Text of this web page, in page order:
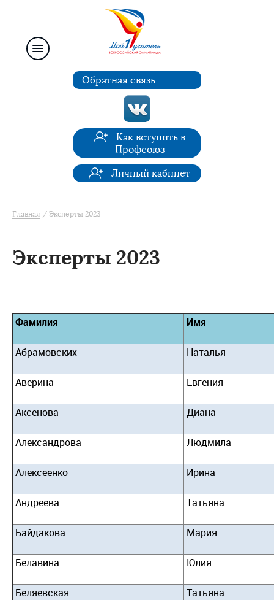
Обратная связь
Как вступить в
Профсоюз
Личный кабинет
Главная Эксперты 2023
Эксперты 2023
Фамилия Имя
Абрамовских Наталья
Аверина Евгения
Аксенова Диана
Александрова Людмила
Алексеенко Ирина
Андреева Татьяна
Байдакова Мария
Белавина Юлия
Беляевская Татьяна